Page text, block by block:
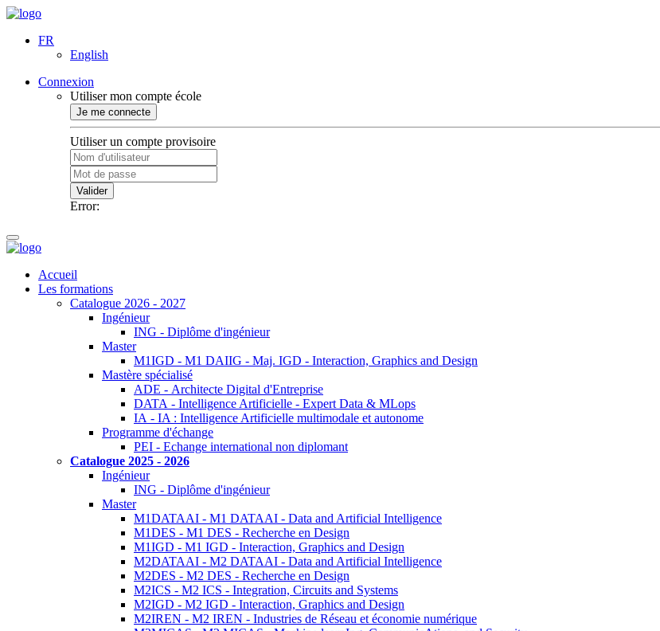
FR
English
Connexion
Utiliser mon compte école
Je me connecte
Utiliser un compte provisoire
Valider
Error:
Accueil
Les formations
Catalogue 2026 - 2027
Ingénieur
ING - Diplôme d'ingénieur
Master
M1IGD - M1 DAIIG - Maj. IGD - Interaction, Graphics and Design
Mastère spécialisé
ADE - Architecte Digital d'Entreprise
DATA - Intelligence Artificielle - Expert Data & MLops
IA - IA : Intelligence Artificielle multimodale et autonome
Programme d'échange
PEI - Echange international non diplomant
Catalogue 2025 - 2026
Ingénieur
ING - Diplôme d'ingénieur
Master
M1DATAAI - M1 DATAAI - Data and Artificial Intelligence
M1DES - M1 DES - Recherche en Design
M1IGD - M1 IGD - Interaction, Graphics and Design
M2DATAAI - M2 DATAAI - Data and Artificial Intelligence
M2DES - M2 DES - Recherche en Design
M2ICS - M2 ICS - Integration, Circuits and Systems
M2IGD - M2 IGD - Interaction, Graphics and Design
M2IREN - M2 IREN - Industries de Réseau et économie numérique